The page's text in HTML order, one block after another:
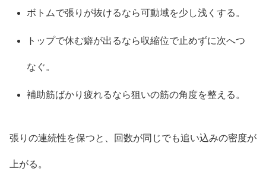
ボトムで張りが抜けるなら可動域を少し浅くする。
トップで休む癖が出るなら収縮位で止めずに次へつ
なぐ。
補助筋ばかり疲れるなら狙いの筋の角度を整える。
張りの連続性を保つと、回数が同じでも追い込みの密度が
上がる。